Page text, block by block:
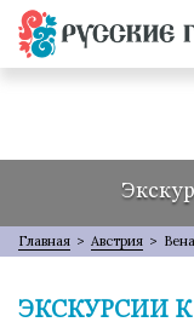
Главная > Австрия > Вена
ЭКСКУРСИИ